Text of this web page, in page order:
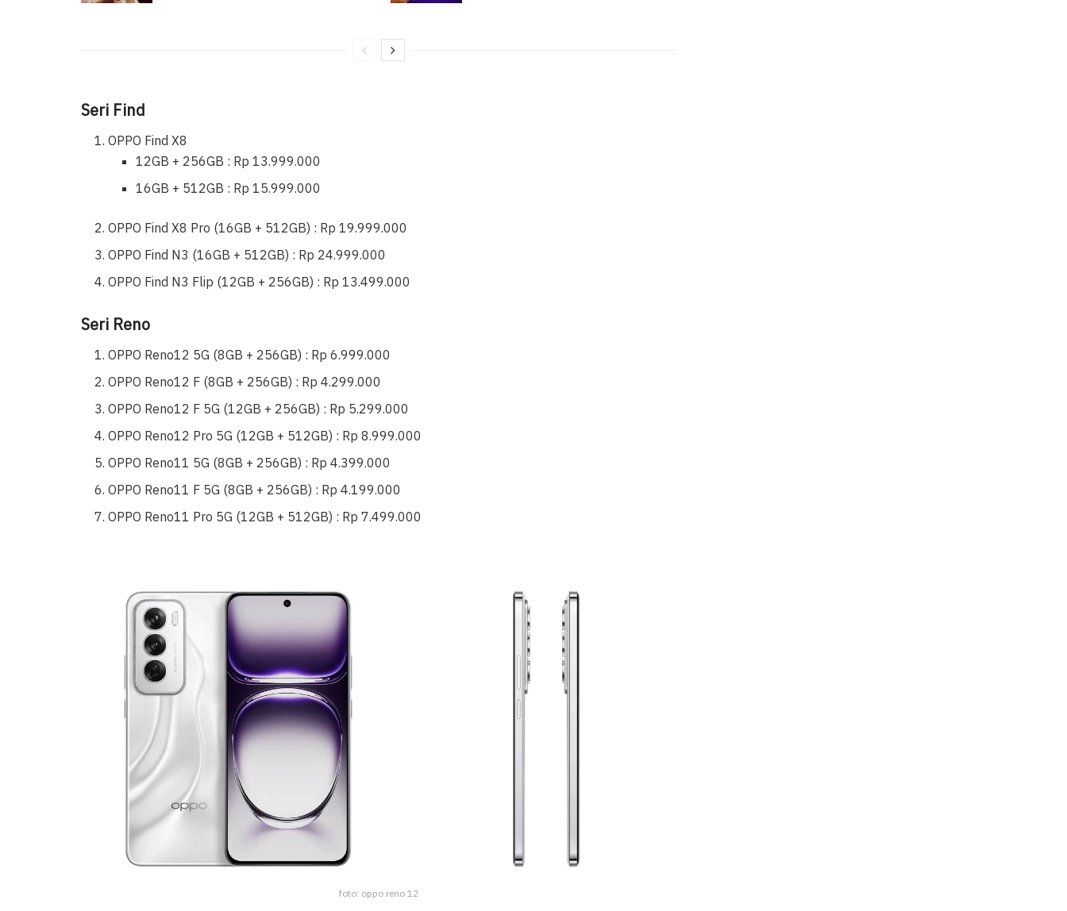
Seri Find
OPPO Find X8
12GB + 256GB : Rp 13.999.000
16GB + 512GB : Rp 15.999.000
OPPO Find X8 Pro (16GB + 512GB) : Rp 19.999.000
OPPO Find N3 (16GB + 512GB) : Rp 24.999.000
OPPO Find N3 Flip (12GB + 256GB) : Rp 13.499.000
Seri Reno
OPPO Reno12 5G (8GB + 256GB) : Rp 6.999.000
OPPO Reno12 F (8GB + 256GB) : Rp 4.299.000
OPPO Reno12 F 5G (12GB + 256GB) : Rp 5.299.000
OPPO Reno12 Pro 5G (12GB + 512GB) : Rp 8.999.000
OPPO Reno11 5G (8GB + 256GB) : Rp 4.399.000
OPPO Reno11 F 5G (8GB + 256GB) : Rp 4.199.000
OPPO Reno11 Pro 5G (12GB + 512GB) : Rp 7.499.000
foto: oppo reno 12